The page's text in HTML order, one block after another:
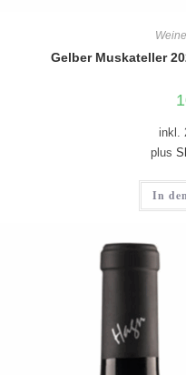
Gelber Muskateller
inkl.
plus
In